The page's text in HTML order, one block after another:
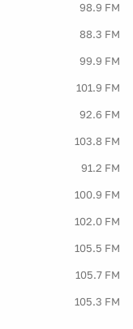
98.9 FM
88.3 FM
99.9 FM
101.9 FM
92.6 FM
103.8 FM
91.2 FM
100.9 FM
102.0 FM
105.5 FM
105.7 FM
105.3 FM